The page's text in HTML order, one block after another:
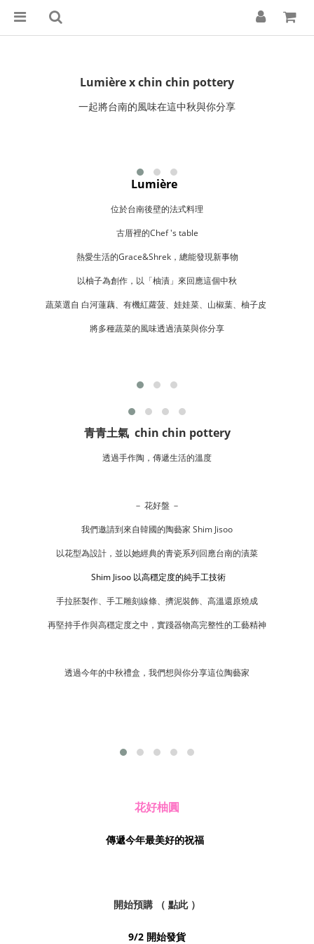
Lumière x chin chin pottery
一起將台南的風味在這中秋與你分享
Lumière
位於台南後壁的法式料理
古厝裡的Chef 's table
熱愛生活的Grace&Shrek，總能發現新事物
以柚子為創作，以「柚漬」來回應這個中秋
蔬菜選自 白河蓮藕、有機紅蘿菠、娃娃菜、山椒葉、柚子皮
將多種蔬菜的風味透過漬菜與你分享
青青土氣 chin chin pottery
透過手作陶，傳遞生活的溫度
－ 花好盤 －
我們邀請到來自韓國的陶藝家 Shim Jisoo
以花型為設計，並以她經典的青瓷系列回應台南的漬菜
Shim Jisoo 以高穩定度的純手工技術
手拉胚製作、手工雕刻線條、擠泥裝飾、高溫還原燒成
再堅持手作與高穩定度之中，實踐器物高完整性的工藝精神
透過今年的中秋禮盒，我們想與你分享這位陶藝家
花好柚圓
傳遞今年最美好的祝福
開始預購 （ 點此 ）
9/2 開始發貨